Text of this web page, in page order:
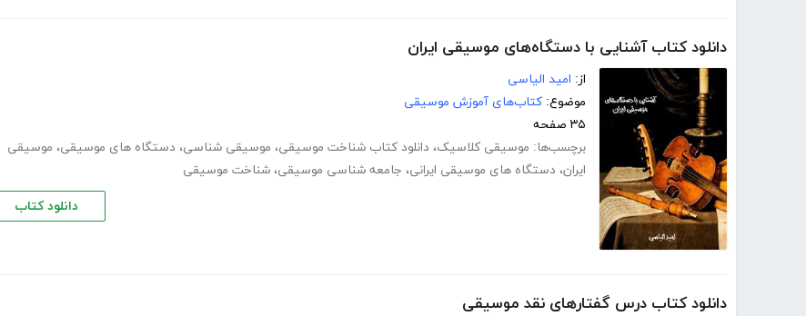
دانلود کتاب آشنایی با دستگاه‌های موسیقی ایران
از: امید الیاسی
موضوع: کتاب‌های آموزش موسیقی
۳۵ صفحه
برچسب‌ها: موسیقی کلاسیک، دانلود کتاب شناخت موسیقی، موسیقی شناسی، دستگاه های موسیقی، موسیقی
ایران، دستگاه های موسیقی ایرانی، جامعه شناسی موسیقی، شناخت موسیقی
دانلود کتاب
دانلود کتاب درس گفتارهای نقد موسیقی